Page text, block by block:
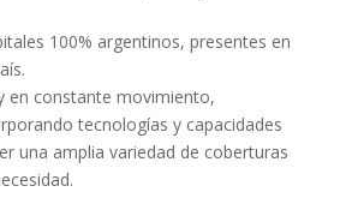
100% argentinos, presentes en
en constante movimiento,
tecnologías y capacidades
una amplia variedad de coberturas